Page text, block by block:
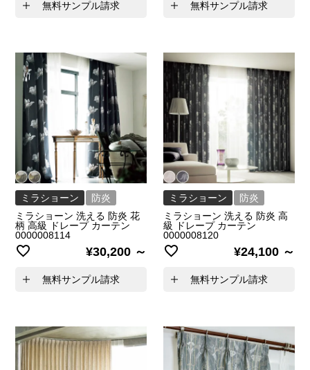
無料サンプル請求 無料サンプル請求
ミラショーン
防炎
ミラショーン 洗える 防炎 花
柄 高級 ドレープ カーテン
0000008114
¥30,200
無料サンプル請求
ミラショーン
防炎
ミラショーン 洗える 防炎 高
級 ドレープ カーテン
0000008120
¥24,100
無料サンプル請求